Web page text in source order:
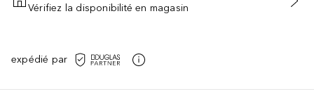
AJOUTER AU PANIER
Vérifiez la disponibilité en magasin
expédié par